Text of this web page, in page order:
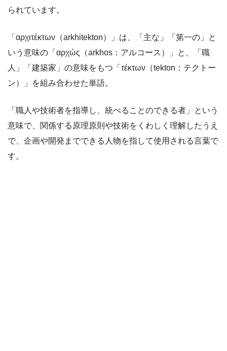
られています。
「αρχιτέκτων（arkhitekton）」は、「主な」「第一の」と
いう意味の「αρχώς（arkhos：アルコース）」と、「職
人」「建築家」の意味をもつ「τέκτων（tekton：テクトー
ン）」を組み合わせた単語。
「職人や技術者を指導し、統べることのできる者」という
意味で、関係する原理原則や技術をくわしく理解したうえ
で、企画や開発までできる人物を指して使用される言葉で
す。